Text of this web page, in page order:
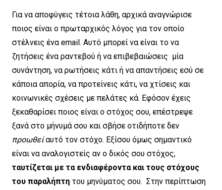
Για να αποφύγεις τέτοια λάθη, αρχικά αναγνώρισε
ποιος είναι ο πρωταρχικός λόγος για τον οποίο
στέλνεις ένα email. Αυτό μπορεί να είναι το να
ζητήσεις ένα ραντεβού ή να επιβεβαιώσεις μία
συνάντηση, να ρωτήσεις κάτι ή να απαντήσεις εσύ σε
κάποια απορία, να προτείνεις κάτι, να χτίσεις και
κοινωνικές σχέσεις με πελάτες κά. Εφόσον έχεις
ξεκαθαρίσει ποιος είναι ο στόχος σου, επέστρεψε
ξανά στο μήνυμά σου και σβήσε οτιδήποτε δεν
προωθείαυτό τον στόχο. Εξίσου όμως σημαντικό
είναι να αναλογιστείς αν ο δικός σου στόχος,
ταυτίζεται με τα ενδιαφέροντα και τους στόχους
του παραλήπτη του μηνύματος σου. Στην περίπτωση